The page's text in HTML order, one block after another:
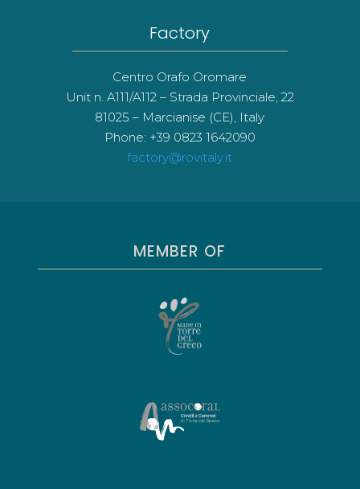
Factory
Centro Orafo Oromare
Unit n. A111/A112 – Strada Provinciale, 22
81025 – Marcianise (CE), Italy
Phone: +39 0823 1642090
factory@rovitaly.it
MEMBER OF